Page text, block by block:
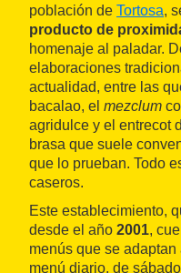
población de Tortosa,
producto de
homenaje al paladar.
elaboraciones
actualidad, entre las
bacalao, el mezclum
agridulce y el entrecot
brasa que suele
que lo prueban. Todo
caseros.
Este establecimiento,
desde el año 2001,
menús que se
menú diario, de